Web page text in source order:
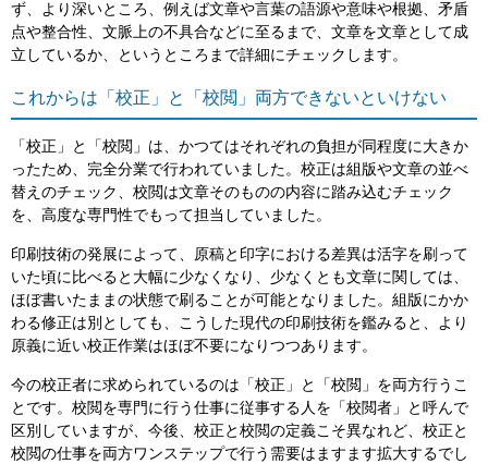
ず、より深いところ、例えば文章や言葉の語源や意味や根拠、矛盾
点や整合性、文脈上の不具合などに至るまで、文章を文章として成
立しているか、というところまで詳細にチェックします。
これからは「校正」と「校閲」両方できないといけない
「校正」と「校閲」は、かつてはそれぞれの負担が同程度に大きか
ったため、完全分業で行われていました。校正は組版や文章の並べ
替えのチェック、校閲は文章そのものの内容に踏み込むチェック
を、高度な専門性でもって担当していました。
印刷技術の発展によって、原稿と印字における差異は活字を刷って
いた頃に比べると大幅に少なくなり、少なくとも文章に関しては、
ほぼ書いたままの状態で刷ることが可能となりました。組版にかか
わる修正は別としても、こうした現代の印刷技術を鑑みると、より
原義に近い校正作業はほぼ不要になりつつあります。
今の校正者に求められているのは「校正」と「校閲」を両方行うこ
とです。校閲を専門に行う仕事に従事する人を「校閲者」と呼んで
区別していますが、今後、校正と校閲の定義こそ異なれど、校正と
校閲の仕事を両方ワンステップで行う需要はますます拡大するでし